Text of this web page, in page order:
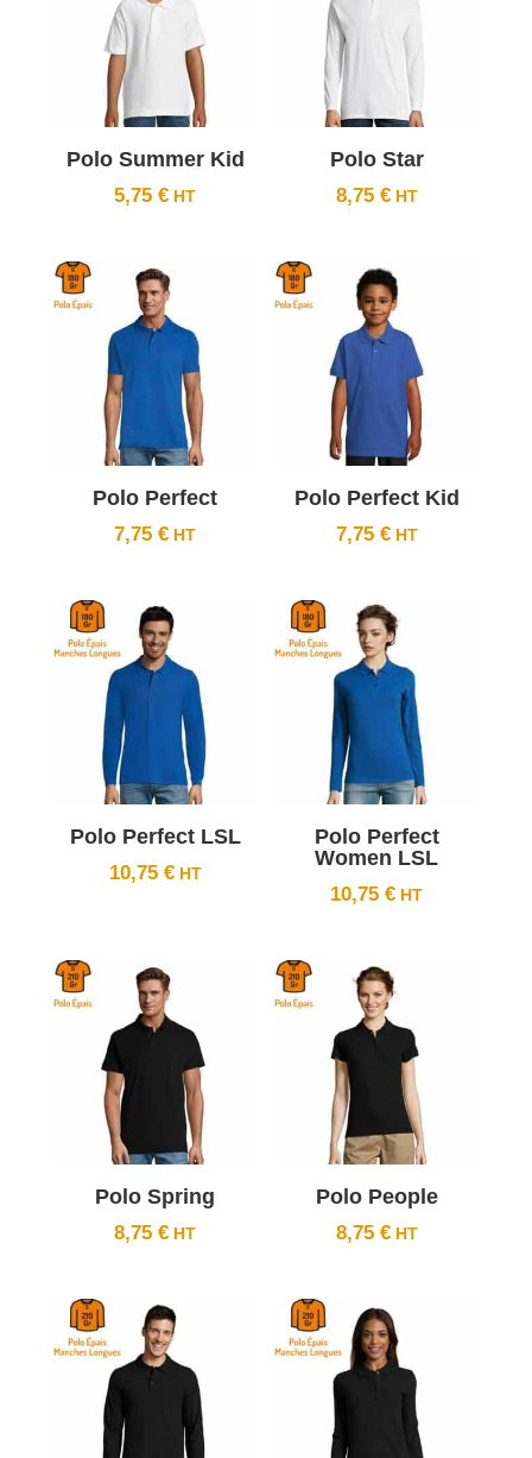
Polo Summer Kid
5,75€
Polo Star
8,75 €
Polo Perfect
7,75€
Polo Perfect Kid
7,75 €
Polo Perfect LSL
10,75 €
Polo Perfect
Women LSL
10,75€
Polo Spring
8,75€
Polo People
8,75 €